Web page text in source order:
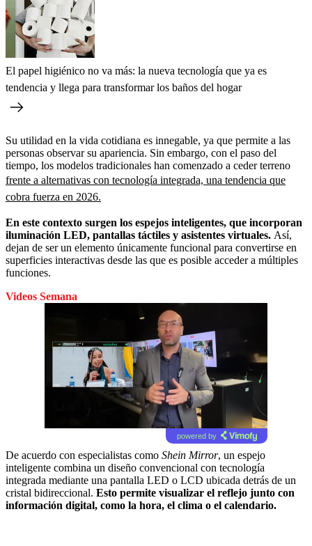
El papel higiénico no va más: la nueva tecnología que ya es
tendencia y llega para transformar los baños del hogar
Su utilidad en la vida cotidiana es innegable, ya que permite a las
personas observar su apariencia. Sin embargo, con el paso del
tiempo, los modelos tradicionales han comenzado a ceder terreno
frente a alternativas con tecnología integrada, una tendencia que
cobra fuerza en 2026.
En este contexto surgen los espejos inteligentes, que incorporan
iluminación LED, pantallas táctiles y asistentes virtuales. Así,
dejan de ser un elemento únicamente funcional para convertirse en
superficies interactivas desde las que es posible acceder a múltiples
funciones.
Videos Semana
powered by
De acuerdo con especialistas como Shein Mirror, un espejo
inteligente combina un diseño convencional con tecnología
integrada mediante una pantalla LED o LCD ubicada detrás de un
cristal bidireccional. Esto permite visualizar el reflejo junto con
información digital, como la hora, el clima o el calendario.